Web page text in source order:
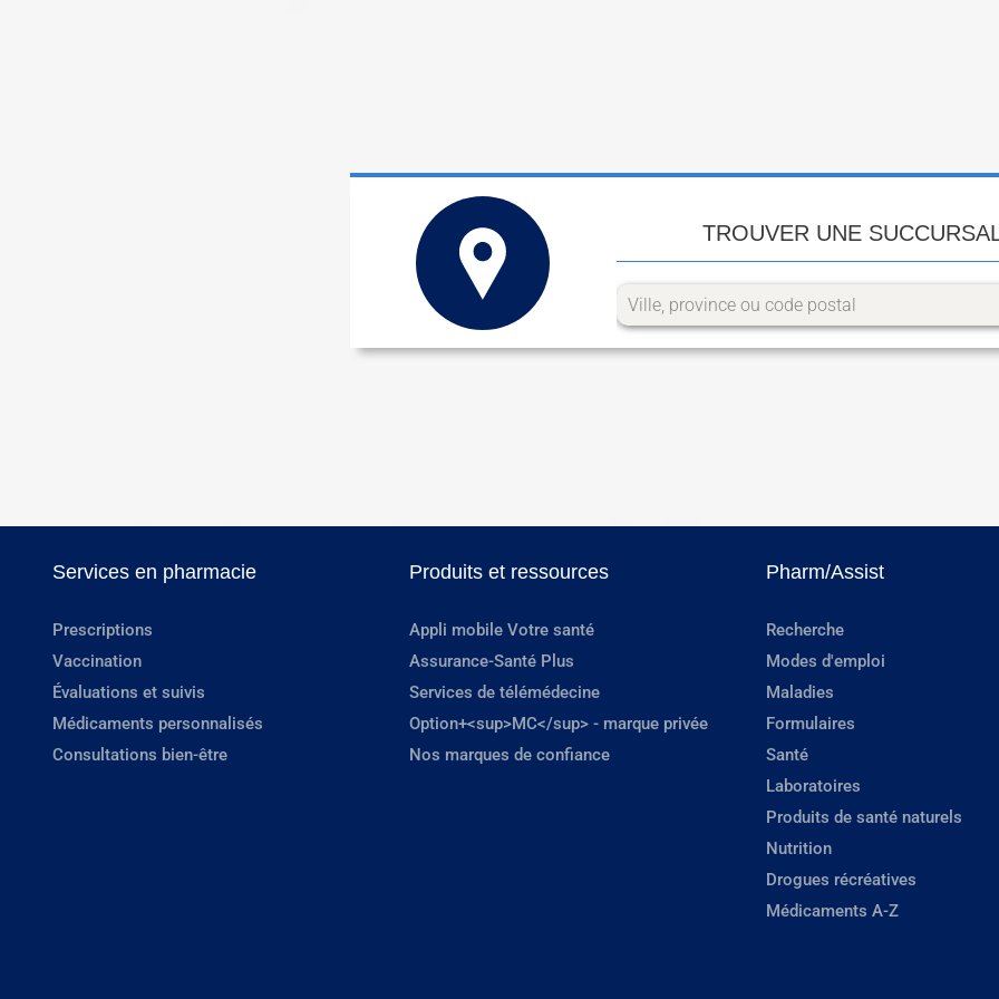
TROUVER UNE
Services en pharmacie
Prescriptions
Vaccination
Évaluations et suivis
Médicaments personnalisés
Consultations bien-être
Produits et ressources
Appli mobile Votre santé
Assurance-Santé Plus
Services de télémédecine
Option+<sup>MC</sup> - marque privée
Nos marques de confiance
Pharm/Assist
Recherche
Modes d'emploi
Maladies
Formulaires
Santé
Laboratoires
Produits de santé naturels
Nutrition
Drogues récréatives
Médicaments A-Z